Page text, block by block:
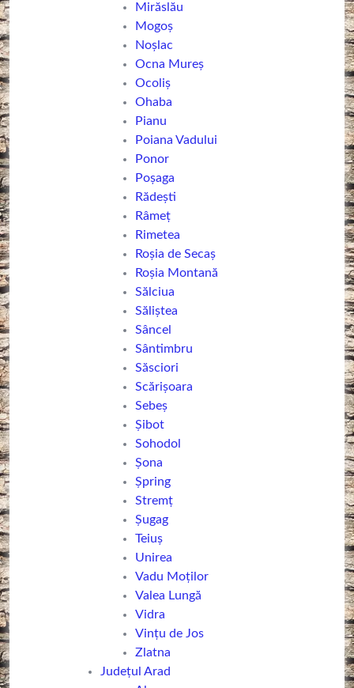
Mirăslău
Mogoș
Noșlac
Ocna Mureş
Ocoliș
Ohaba
Pianu
Poiana Vadului
Ponor
Poșaga
Rădești
Râmeț
Rimetea
Roșia de Secaș
Roșia Montană
Sălciua
Săliștea
Sâncel
Sântimbru
Săsciori
Scărișoara
Sebeş
Șibot
Sohodol
Șona
Șpring
Stremț
Șugag
Teiuş
Unirea
Vadu Moților
Valea Lungă
Vidra
Vințu de Jos
Zlatna
Județul Arad